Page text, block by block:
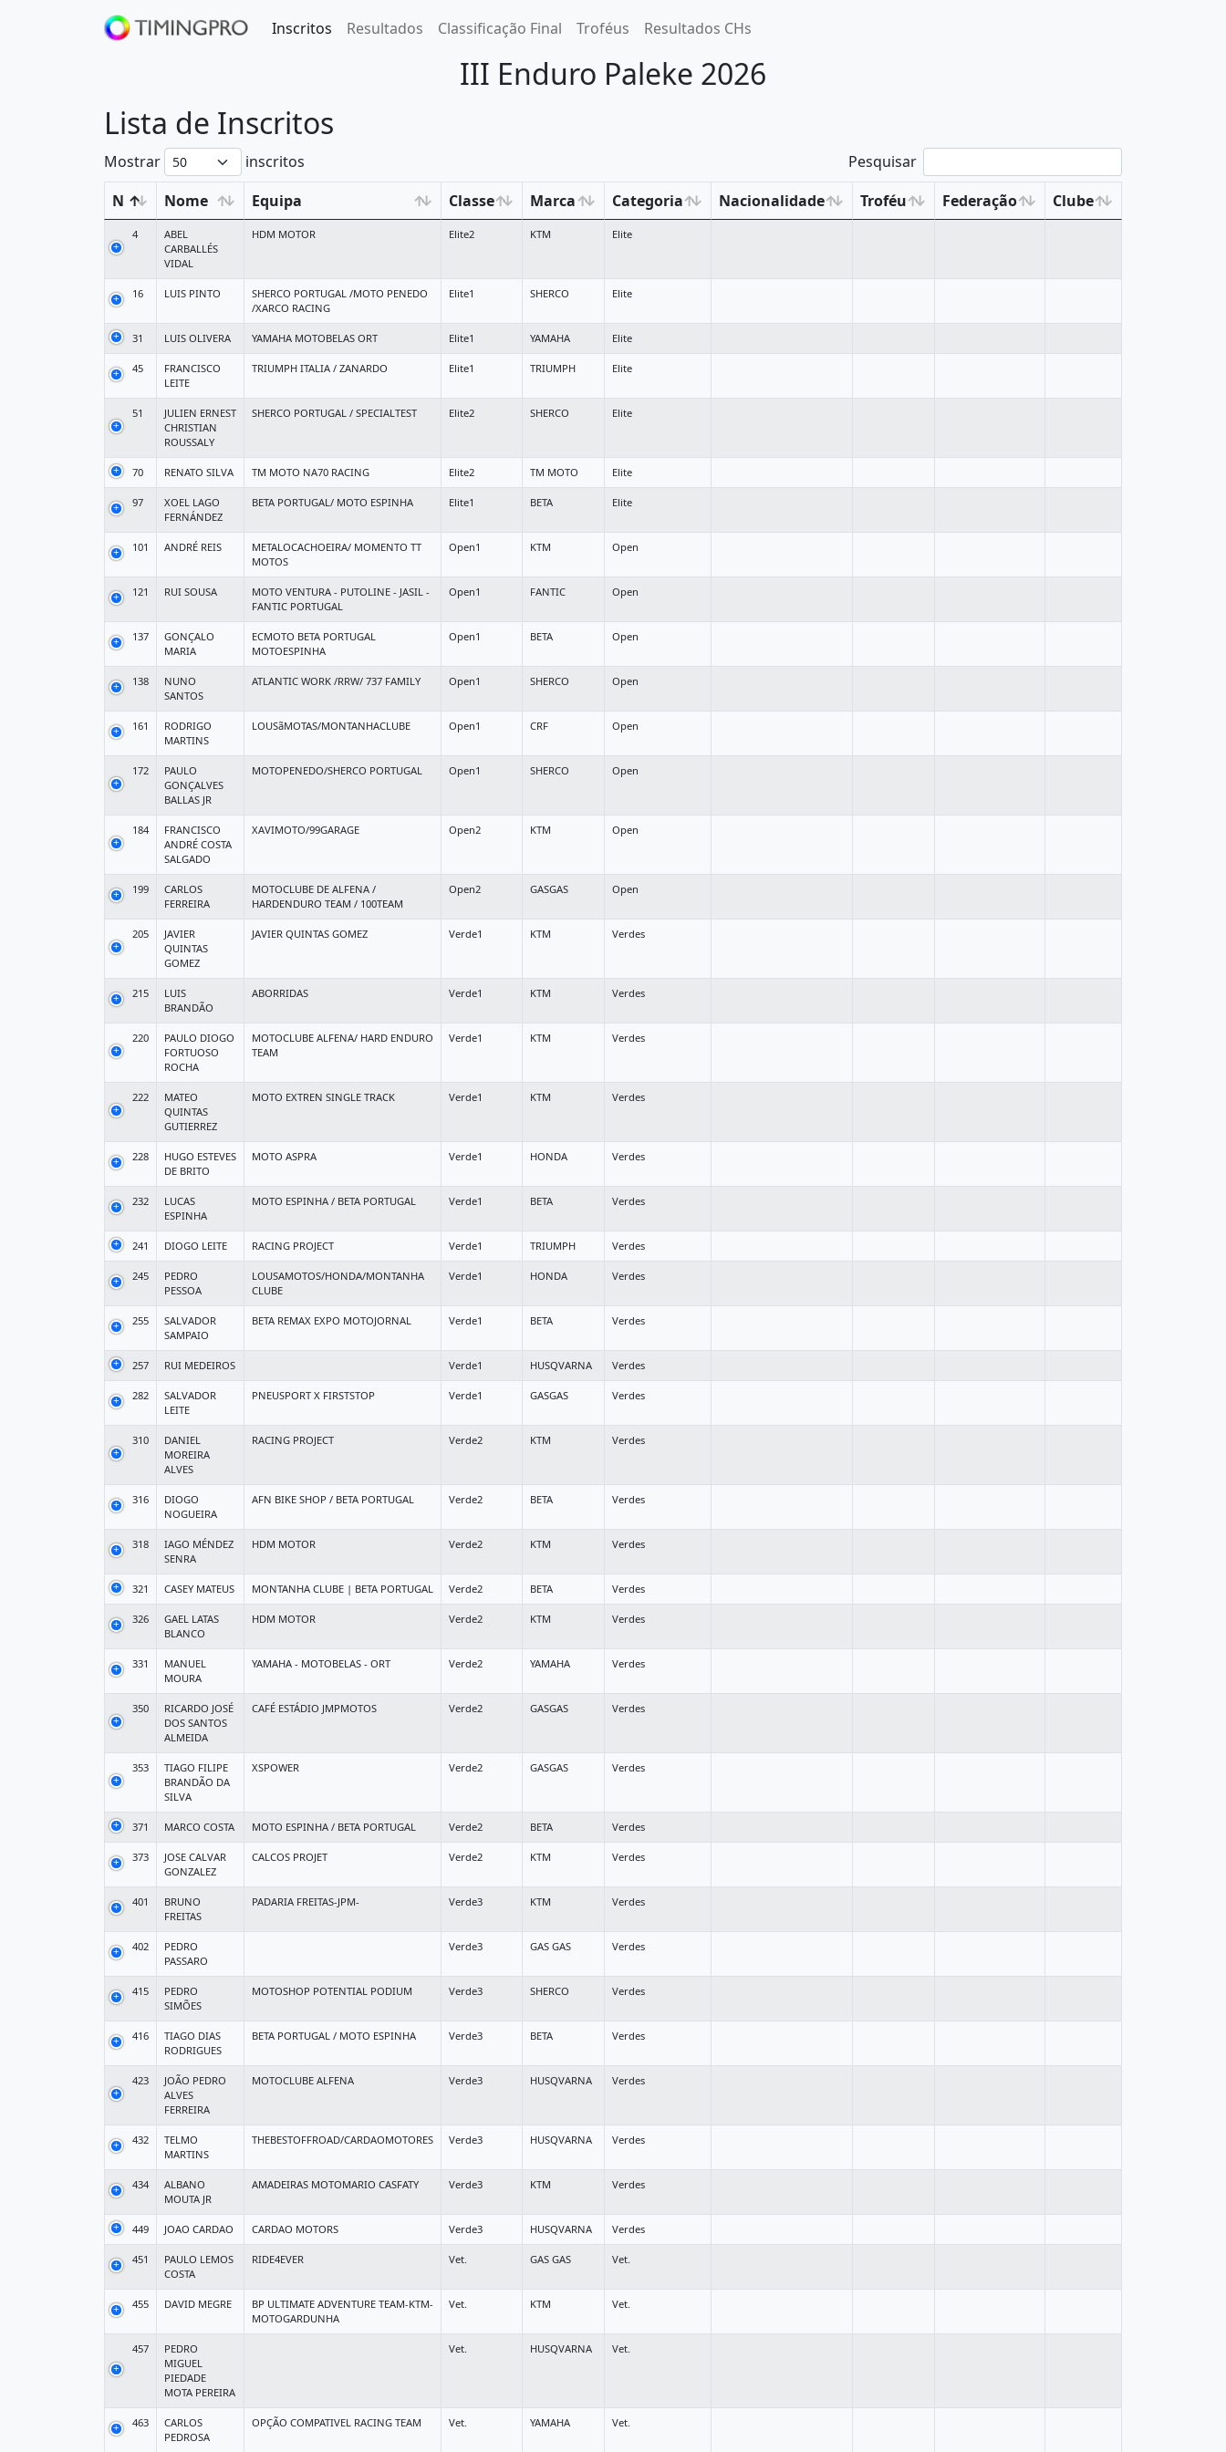
Inscritos Resultados Classificação Final Troféus Resultados CHs
III Enduro Paleke 2026
Lista de Inscritos
Mostrar inscritos
Pesquisar
N
Nome Equipa Classe Marca Categoria Nacionalidade Troféu Federação Clube
4
ABEL
CARBALLÉS
VIDAL
HDM MOTOR Elite2 KTM Elite
16 LUIS PINTO
SHERCO PORTUGAL /MOTO PENEDO
/XARCO RACING
Elite1 SHERCO Elite
31 LUIS OLIVERA YAMAHA MOTOBELAS ORT Elite1 YAMAHA Elite
45
FRANCISCO
LEITE
TRIUMPH ITALIA / ZANARDO Elite1 TRIUMPH Elite
51
JULIEN ERNEST
CHRISTIAN
ROUSSALY
SHERCO PORTUGAL / SPECIALTEST Elite2 SHERCO Elite
70 RENATO SILVA TM MOTO NA70 RACING Elite2 TM MOTO Elite
97
XOEL LAGO
FERNÁNDEZ
BETA PORTUGAL/ MOTO ESPINHA Elite1 BETA Elite
101 ANDRÉ REIS
METALOCACHOEIRA/ MOMENTO TT
MOTOS
Open1 KTM Open
121 RUI SOUSA
MOTO VENTURA - PUTOLINE - JASIL -
FANTIC PORTUGAL
Open1 FANTIC Open
137
GONÇALO
MARIA
ECMOTO BETA PORTUGAL
MOTOESPINHA
Open1 BETA Open
138
NUNO
SANTOS
ATLANTIC WORK /RRW/ 737 FAMILY Open1 SHERCO Open
161
RODRIGO
MARTINS
LOUSãMOTAS/MONTANHACLUBE Open1 CRF Open
172
PAULO
GONÇALVES
BALLAS JR
MOTOPENEDO/SHERCO PORTUGAL Open1 SHERCO Open
184
FRANCISCO
ANDRÉ COSTA
SALGADO
XAVIMOTO/99GARAGE Open2 KTM Open
199
CARLOS
FERREIRA
MOTOCLUBE DE ALFENA /
HARDENDURO TEAM / 100TEAM
Open2 GASGAS Open
205
JAVIER
QUINTAS
GOMEZ
JAVIER QUINTAS GOMEZ Verde1 KTM Verdes
215
LUIS
BRANDÃO
ABORRIDAS Verde1 KTM Verdes
220
PAULO DIOGO
FORTUOSO
ROCHA
MOTOCLUBE ALFENA/ HARD ENDURO
TEAM
Verde1 KTM Verdes
222
MATEO
QUINTAS
GUTIERREZ
MOTO EXTREN SINGLE TRACK Verde1 KTM Verdes
228
HUGO ESTEVES
DE BRITO
MOTO ASPRA Verde1 HONDA Verdes
232
LUCAS
ESPINHA
MOTO ESPINHA / BETA PORTUGAL Verde1 BETA Verdes
241 DIOGO LEITE RACING PROJECT Verde1 TRIUMPH Verdes
245
PEDRO
PESSOA
LOUSAMOTOS/HONDA/MONTANHA
CLUBE
Verde1 HONDA Verdes
255
SALVADOR
SAMPAIO
BETA REMAX EXPO MOTOJORNAL Verde1 BETA Verdes
257 RUI MEDEIROS Verde1 HUSQVARNA Verdes
282
SALVADOR
LEITE
PNEUSPORT X FIRSTSTOP Verde1 GASGAS Verdes
310
DANIEL
MOREIRA
ALVES
RACING PROJECT Verde2 KTM Verdes
316
DIOGO
NOGUEIRA
AFN BIKE SHOP / BETA PORTUGAL Verde2 BETA Verdes
318
IAGO MÉNDEZ
SENRA
HDM MOTOR Verde2 KTM Verdes
321 CASEY MATEUS MONTANHA CLUBE | BETA PORTUGAL Verde2 BETA Verdes
326
GAEL LATAS
BLANCO
HDM MOTOR Verde2 KTM Verdes
331
MANUEL
MOURA
YAMAHA - MOTOBELAS - ORT Verde2 YAMAHA Verdes
350
RICARDO JOSÉ
DOS SANTOS
ALMEIDA
CAFÉ ESTÁDIO JMPMOTOS Verde2 GASGAS Verdes
353
TIAGO FILIPE
BRANDÃO DA
SILVA
XSPOWER Verde2 GASGAS Verdes
371 MARCO COSTA MOTO ESPINHA / BETA PORTUGAL Verde2 BETA Verdes
373
JOSE CALVAR
GONZALEZ
CALCOS PROJET Verde2 KTM Verdes
401
BRUNO
FREITAS
PADARIA FREITAS-JPM- Verde3 KTM Verdes
402
PEDRO
PASSARO
Verde3 GAS GAS Verdes
415
PEDRO
SIMÕES
MOTOSHOP POTENTIAL PODIUM Verde3 SHERCO Verdes
416
TIAGO DIAS
RODRIGUES
BETA PORTUGAL / MOTO ESPINHA Verde3 BETA Verdes
423
JOÃO PEDRO
ALVES
FERREIRA
MOTOCLUBE ALFENA Verde3 HUSQVARNA Verdes
432
TELMO
MARTINS
THEBESTOFFROAD/CARDAOMOTORES Verde3 HUSQVARNA Verdes
434
ALBANO
MOUTA JR
AMADEIRAS MOTOMARIO CASFATY Verde3 KTM Verdes
449 JOAO CARDAO CARDAO MOTORS Verde3 HUSQVARNA Verdes
451
PAULO LEMOS
COSTA
RIDE4EVER Vet. GAS GAS Vet.
455 DAVID MEGRE
BP ULTIMATE ADVENTURE TEAM-KTM-
MOTOGARDUNHA
Vet. KTM Vet.
457
PEDRO
MIGUEL
PIEDADE
MOTA PEREIRA
Vet. HUSQVARNA Vet.
463
CARLOS
PEDROSA
OPÇÃO COMPATIVEL RACING TEAM Vet. YAMAHA Vet.